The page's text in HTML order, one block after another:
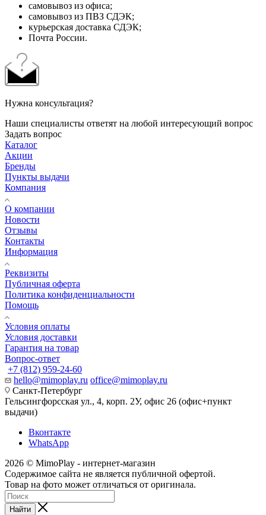
самовывоз из офиса;
самовывоз из ПВЗ СДЭК;
курьерская доставка СДЭК;
Почта России.
Нужна консультация?
Наши специалисты ответят на любой интересующий вопрос
Задать вопрос
Каталог
Акции
Бренды
Пункты выдачи
Компания
О компании
Новости
Отзывы
Контакты
Информация
Реквизиты
Публичная оферта
Политика конфиденциальности
Помощь
Условия оплаты
Условия доставки
Гарантия на товар
Вопрос-ответ
+7 (812) 959-24-60
hello@mimoplay.ru office@mimoplay.ru
Санкт-Петербург
Гельсингфорсская ул., 4, корп. 2У, офис 26 (офис+пункт
выдачи)
Вконтакте
WhatsApp
2026 © MimoPlay - интернет-магазин
Содержимое сайта не является публичной офертой.
Товар на фото может отличаться от оригинала.
Найти